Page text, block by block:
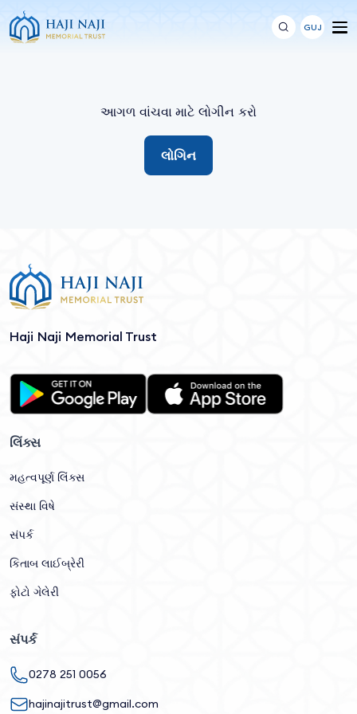
GUJ
આગળ વાંચવા માટે લોગીન કરો
લોગિન
Haji Naji Memorial Trust
લિંક્સ
મહત્વપૂર્ણ લિંક્સ
સંસ્થા વિષે
સંપર્ક
કિતાબ લાઈબ્રેરી
ફોટો ગેલેરી
સંપર્ક
0278 251 0056
hajinajitrust@gmail.com